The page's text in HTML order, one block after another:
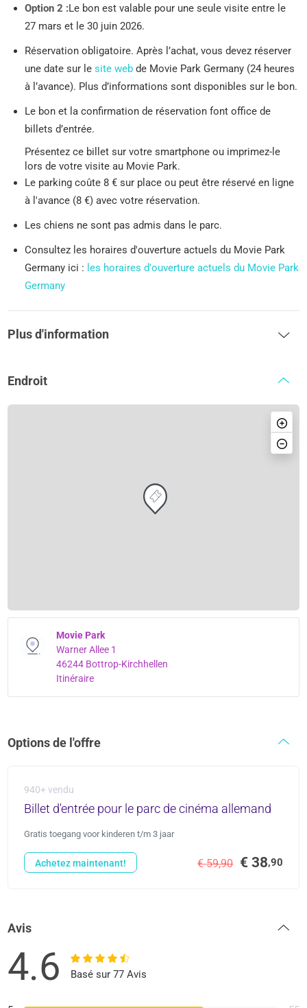
Option 2 :Le bon est valable pour une seule visite entre le
27 mars et le 30 juin 2026.
Réservation obligatoire. Après l’achat, vous devez réserver
une date sur lesite web de Movie Park Germany (24 heures
à l’avance). Plus d’informations sont disponibles sur le bon.
Le bon et la confirmation de réservation font office de
billets d’entrée.
Présentez ce billet sur votre smartphone ou imprimez-le
lors de votre visite au Movie Park.
Le parking coûte 8 € sur place ou peut être réservé en ligne
à l'avance (8 €) avec votre réservation.
Les chiens ne sont pas admis dans le parc.
Consultez les horaires d'ouverture actuels du Movie Park
Germany ici : les horaires d'ouverture actuels du Movie Park
Germany
Plus d'information
Endroit
Movie Park
Warner Allee 1
46244 Bottrop-Kirchhellen
Itinéraire
Options de l'offre
940+ vendu
Billet d'entrée pour le parc de cinéma allemand
Gratis toegang voor kinderen t/m 3 jaar
€ 59,90 € 38,90
Achetez maintenant!
Avis
4.6 Basé sur 77 Avis